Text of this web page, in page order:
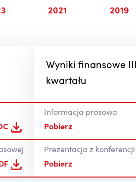
2021 2019
Wyniki finansowe III
kwartału
Informacja prasowa
Pobierz
Prezentacja z
Pobierz